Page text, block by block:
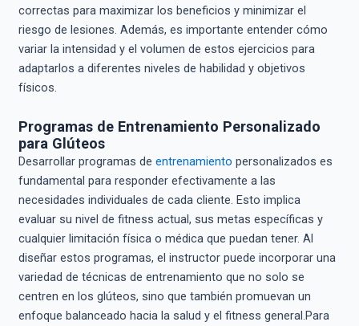
correctas para maximizar los beneficios y minimizar el
riesgo de lesiones. Además, es importante entender cómo
variar la intensidad y el volumen de estos ejercicios para
adaptarlos a diferentes niveles de habilidad y objetivos
físicos.
Programas de Entrenamiento Personalizado
para Glúteos
Desarrollar programas de entrenamiento personalizados es
fundamental para responder efectivamente a las
necesidades individuales de cada cliente. Esto implica
evaluar su nivel de fitness actual, sus metas específicas y
cualquier limitación física o médica que puedan tener. Al
diseñar estos programas, el instructor puede incorporar una
variedad de técnicas de entrenamiento que no solo se
centren en los glúteos, sino que también promuevan un
enfoque balanceado hacia la salud y el fitness general.Para